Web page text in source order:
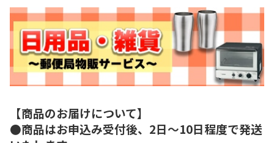
【商品のお届けについて】
●商品はお申込み受付後、2日～10日程度で発送